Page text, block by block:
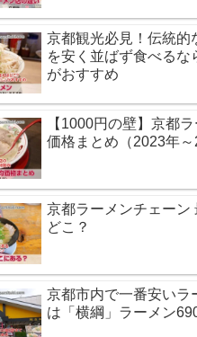
京都観光必見！伝統的
を安く並ばず食べるな
がおすすめ
【1000円の壁】京都
価格まとめ（2023年～
京都ラーメンチェーン
どこ？
京都市内で一番安いラ
は「横綱」ラーメン